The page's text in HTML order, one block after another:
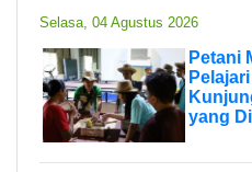
Selasa, 04 Agustus 2026
Petani
yang